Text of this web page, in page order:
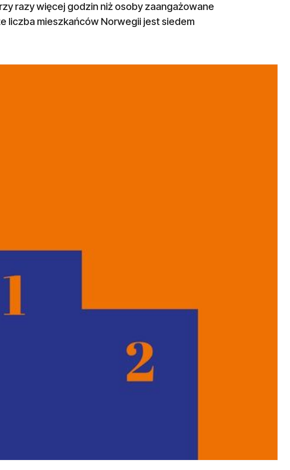
razy więcej godzin niż osoby zaangażowane
liczba mieszkańców Norwegii jest siedem